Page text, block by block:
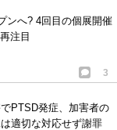
ンへ? 4回目の個展開催
注目
3
PTSD発症、加害者の
適切な対応せず謝罪